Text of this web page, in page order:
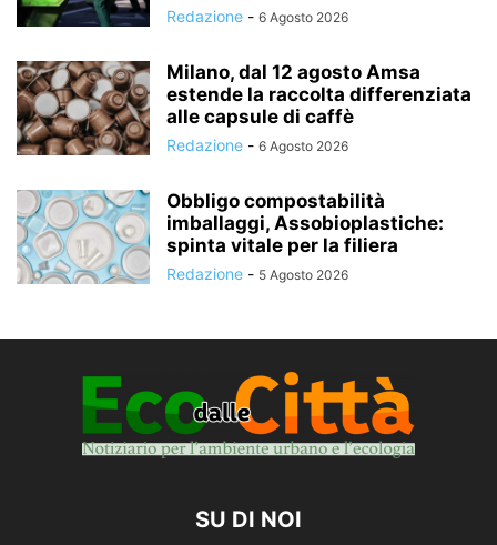
Redazione - 6 Agosto 2026
Milano, dal 12 agosto Amsa
estende la raccolta differenziata
alle capsule di caffè
Redazione - 6 Agosto 2026
Obbligo compostabilità
imballaggi, Assobioplastiche:
spinta vitale per la filiera
Redazione - 5 Agosto 2026
SU DI NOI